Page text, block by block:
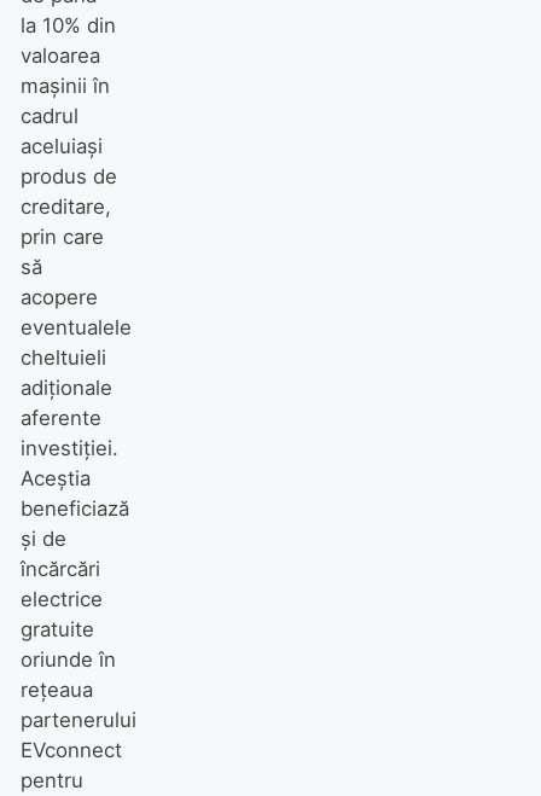
la 10% din
valoarea
mașinii în
cadrul
aceluiași
produs de
creditare,
prin care
să
acopere
eventualele
cheltuieli
adiționale
aferente
investiției.
Aceștia
beneficiază
și de
încărcări
electrice
gratuite
oriunde în
rețeaua
partenerului
EVconnect
pentru